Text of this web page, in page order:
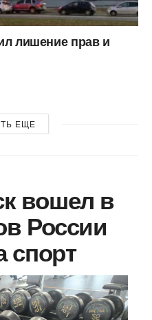
лишение прав и
ЕЩЕ
вошел в
России
спорт